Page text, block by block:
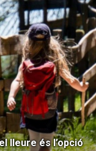
lleure és l’opció